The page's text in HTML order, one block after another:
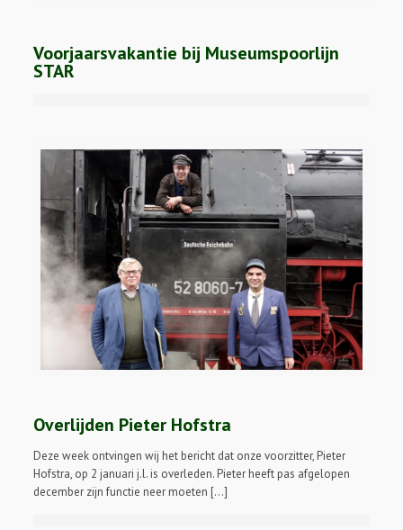
Voorjaarsvakantie bij Museumspoorlijn
STAR
Overlijden Pieter Hofstra
Deze week ontvingen wij het bericht dat onze voorzitter, Pieter
Hofstra, op 2 januari j.l. is overleden. Pieter heeft pas afgelopen
december zijn functie neer moeten […]